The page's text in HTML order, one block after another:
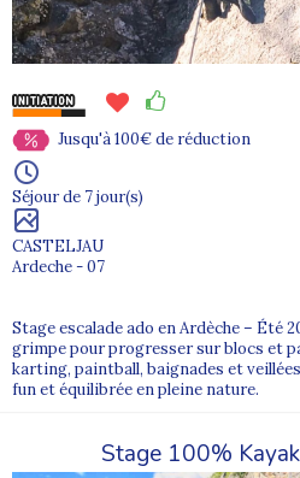
Jusqu'à 100€ de réduction
Séjour de 7 jour(s)
CASTELJAU
Ardeche - 07
Stage escalade ado en Ardèche – Été
grimpe pour progresser sur blocs et
karting, paintball, baignades et
fun et équilibrée en pleine nature.
Stage 100%